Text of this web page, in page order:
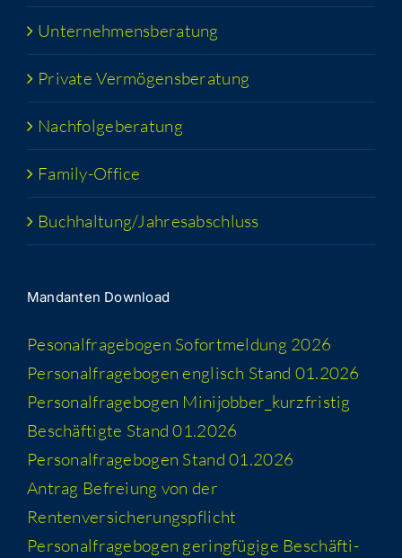
Unter­neh­mens­be­ra­tung
Pri­va­te Vermögensberatung
Nach­fol­ge­be­ra­tung
Fami­­ly-Office
Buchhaltung/​​Jahresabschluss
Man­dan­ten Download
Peso­nal­fra­ge­bo­gen Sofort­mel­dung 2026
Per­so­nal­fra­ge­bo­gen eng­lisch Stand 01.2026
Per­so­nal­fra­ge­bo­gen Minijobber_​kurzfristig
Beschäf­tig­te Stand 01.2026
Per­so­nal­fra­ge­bo­gen Stand 01.2026
Antrag Befrei­ung von der
Rentenversicherungspflicht
Per­so­nal­fra­ge­bo­gen gering­fü­gi­ge Beschäf­ti­